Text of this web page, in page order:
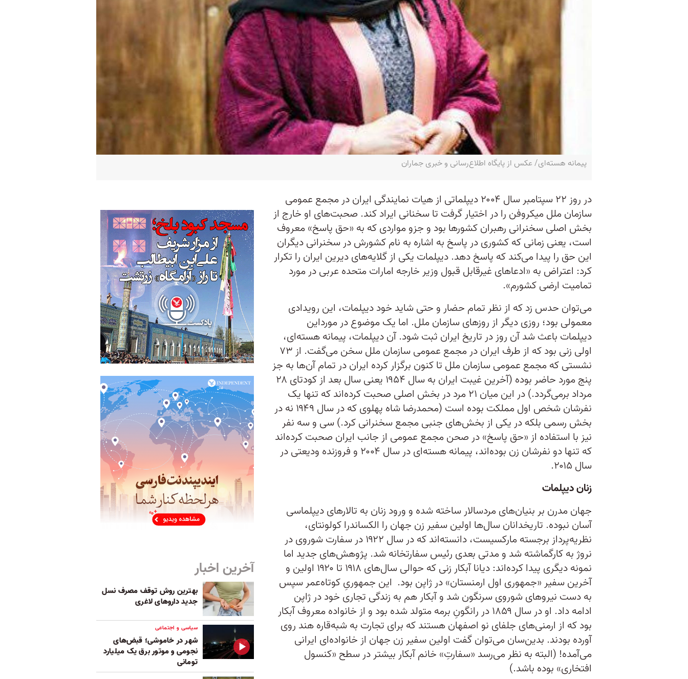
پیمانه هسته‌ای/ عکس از پایگاه اطلاع‌رسانی و خبری جماران
در روز ۲۲ سپتامبر سال ۲۰۰۴ دیپلماتی از هیات نمایندگی ایران در مجمع عمومی
سازمان ملل میکروفن را در اختیار گرفت تا سخنانی ایراد کند. صحبت‌های او خارج از
بخش اصلی سخنرانی رهبران کشورها بود و جزو مواردی که به «حق پاسخ»‌ معروف
است، یعنی زمانی که کشوری در پاسخ به اشاره به نام کشورش در سخنرانی دیگران
این حق را پیدا می‌کند که پاسخ دهد. دیپلمات یکی از گلایه‌های دیرین ایران را تکرار
کرد: اعتراض به «ادعاهای غیرقابل قبول وزیر خارجه امارات متحده عربی در مورد
تمامیت ارضی کشورم».
می‌توان حدس زد که از نظر تمام حضار و حتی شاید خود دیپلمات، این رویدادی
معمولی بود؛ روزی دیگر از روزهای سازمان ملل. اما یک موضوع در مورداین
دیپلمات باعث شد آن روز در تاریخ ایران ثبت شود. آن دیپلمات، پیمانه هسته‌ای،
اولی زنی بود که از طرف ایران در مجمع عمومی سازمان ملل سخن می‌گفت. از ۷۳
نشستی که مجمع عمومی سازمان ملل تا کنون برگزار کرده ایران در تمام آن‌ها به جز
پنج مورد حاضر بوده (آخرین غیبت ایران به سال ۱۹۵۴ یعنی سال بعد از کودتای ۲۸
مرداد برمی‌گردد.) در این میان ۲۱ مرد در بخش اصلی صحبت کرده‌اند که تنها یک
نفرشان شخص اول مملکت بوده است (محمدرضا شاه پهلوی که در سال ۱۹۴۹ نه در
بخش رسمی بلکه در یکی از بخش‌های جنبی مجمع سخنرانی کرد.) سی و سه نفر
نیز با استفاده از «حق پاسخ» در صحن مجمع عمومی از جانب ایران صحبت کرده‌اند
که تنها دو نفرشان زن بوده‌اند، پیمانه هسته‌ای در سال ۲۰۰۴ و فروزنده ودیعتی در
سال ۲۰۱۵.
زنان دیپلمات
جهان مدرن بر بنیان‌های مردسالار ساخته شده و ورود زنان به تالارهای دیپلماسی
آسان نبوده. تاریخدانان سال‌ها اولین سفیر زن جهان را الکساندرا کولونتای،
نظریه‌پرداز برجسته مارکسیست، دانسته‌اند که در سال ۱۹۲۲ در سفارت شوروی در
نروژ به کارگماشته شد و مدتی بعدی رئیس سفارتخانه شد. پژوهش‌های جدید اما
نمونه دیگری پیدا کرده‌اند: دیانا آبکار زنی که حوالی سال‌های ۱۹۱۸ تا ۱۹۲۰ اولین و
آخرین سفیر «جمهوری اول ارمنستان» در ژاپن بود. این جمهوریِ کوتاه‌عمر سپس
به دست نیروهای شوروی سرنگون شد و آبکار هم به زندگی تجاری خود در ژاپن
ادامه داد. او در سال ۱۸۵۹ در رانگونِ برمه متولد شده بود و از خانواده معروف آبکار
بود که از ارمنی‌های جلفای نو اصفهان هستند که برای تجارت به شبه‌قاره هند روی
آورده بودند. بدین‌سان می‌توان گفت اولین سفیر زن جهان از خانواده‌ای ایرانی
می‌آمده! (البته به نظر می‌رسد «سفارتِ» خانم آبکار بیشتر در سطح «کنسول
افتخاری» بوده باشد.)
آخرین اخبار
بهترین روش توقف مصرف نسل
جدید داروهای لاغری
سیاسی و اجتماعی
شهر در خاموشی؛ قبض‌های
نجومی و موتور برق یک میلیارد
تومانی